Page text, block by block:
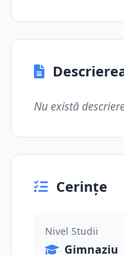
Nu există
Cerințe
Nivel Studii
Gimnaziu